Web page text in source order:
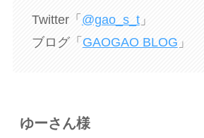
Twitter「 @gao_s_t」
ブログ「 GAOGAO BLOG 」
ゆーさん様